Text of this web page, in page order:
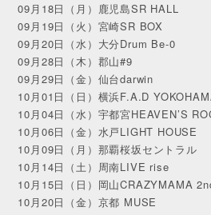
09月18日（月）鹿児島SR HALL
09月19日（火）宮崎SR BOX
09月20日（水）大分Drum Be-0
09月28日（木）郡山#9
09月29日（金）仙台darwin
10月01日（日）横浜F.A.D
10月04日（水）宇都宮HEAVEN’S
10月06日（金）水戸LIGHT HOUSE
10月09日（月）那覇桜坂セントラル
10月14日（土）周南LIVE rise
10月15日（日）岡山CRAZYMAMA
10月20日（金）京都 MUSE